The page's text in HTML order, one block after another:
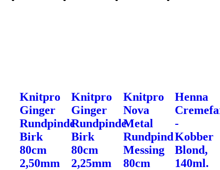
Knitpro
Ginger
Rundpinde
Birk
80cm
2,50mm
Knitpro
Ginger
Rundpinde
Birk
80cm
2,25mm
Knitpro
Nova
Metal
Rundpind
Messing
80cm
Henna
-
Kobber
Blond,
140ml.